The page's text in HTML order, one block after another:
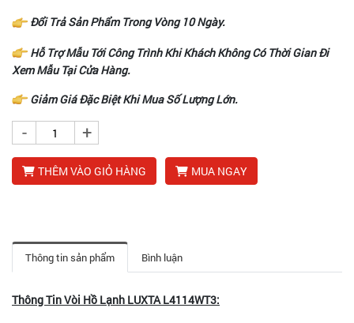
Đổi Trả Sản Phẩm Trong Vòng 10 Ngày.
Hỗ Trợ Mẫu Tới Công Trình Khi Khách Không Có Thời Gian Đi
Xem Mẫu Tại Cửa Hàng.
Giảm Giá Đặc Biệt Khi Mua Số Lượng Lớn.
- +
THÊM VÀO GIỎ HÀNG MUA NGAY
Thông tin sản phẩm Bình luận
Thông Tin Vòi Hồ Lạnh LUXTA L4114WT3: